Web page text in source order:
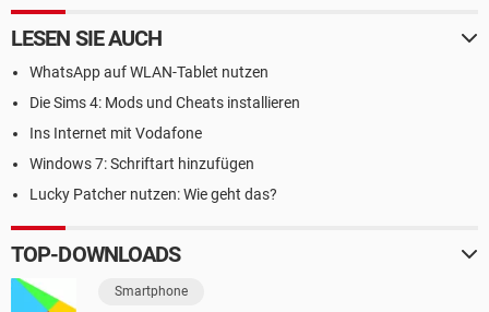
LESEN SIE AUCH
WhatsApp auf WLAN-Tablet nutzen
Die Sims 4: Mods und Cheats installieren
Ins Internet mit Vodafone
Windows 7: Schriftart hinzufügen
Lucky Patcher nutzen: Wie geht das?
TOP-DOWNLOADS
Smartphone